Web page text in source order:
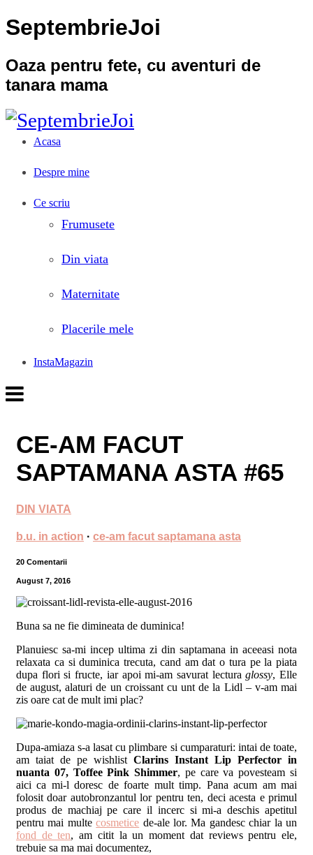
SeptembrieJoi
Oaza pentru fete, cu aventuri de
tanara mama
Acasa
Despre mine
Ce scriu
Frumusete
Din viata
Maternitate
Placerile mele
InstaMagazin
CE-AM FACUT
SAPTAMANA ASTA #65
DIN VIATA
b.u. in action · ce-am facut saptamana asta
20 Comentarii
August 7, 2016
Buna sa ne fie dimineata de duminica!
Planuiesc sa-mi incep ultima zi din saptamana in aceeasi nota
relaxata ca si duminica trecuta, cand am dat o tura pe la piata
dupa flori si fructe, iar apoi mi-am savurat lecturaglossy, Elle
de august, alaturi de un croissant cu unt de la Lidl – v-am mai
zis oare cat de mult imi plac?
Dupa-amiaza s-a lasat cu plimbare si cumparaturi: intai de toate,
am taiat de pe wishlist Clarins Instant Lip Perfector in
nuanta 07, Toffee Pink Shimmer, pe care va povesteam si
aici ca mi-l doresc de foarte mult timp. Pana acum am mai
folosit doar autobronzantul lor pentru ten, deci acesta e primul
produs de machiaj pe care il incerc si mi-a deschis apetitul
pentru mai multecosmetice de-ale lor. Ma gandesc chiar la un
fond de ten, am citit la un moment dat reviews pentru ele,
trebuie sa ma mai documentez,